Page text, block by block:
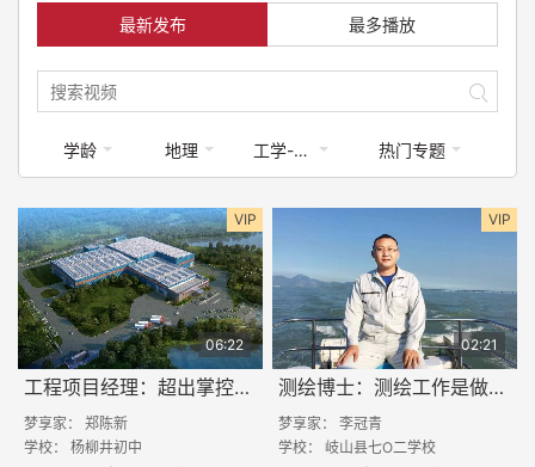
最新发布 最多播放
学龄 地理 工学-工程类 热门专题
VIP
06:22
工程项目经理：超出掌控的事情要善于借力
梦享家： 郑陈新
学校： 杨柳井初中
VIP
02:21
测绘博士：测绘工作是做什么的？
梦享家： 李冠青
学校： 岐山县七O二学校